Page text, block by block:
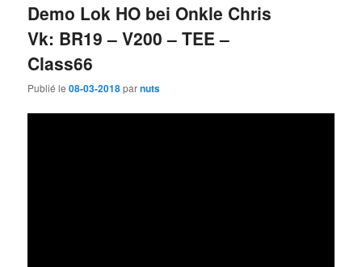
Demo Lok HO bei Onkle Chris
Vk: BR19 – V200 – TEE –
Class66
Publié le08-03-2018parnuts